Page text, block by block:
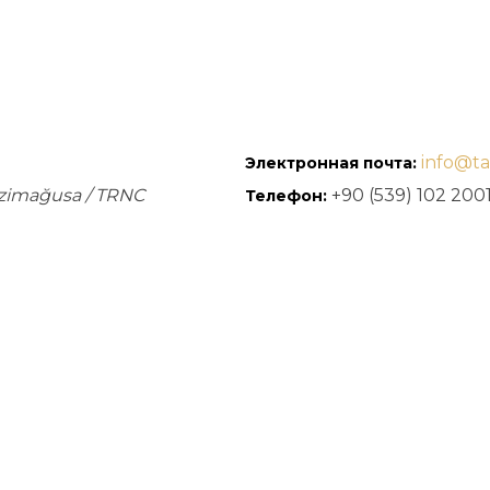
/ TRNC
Электронная почта:
Телефон: +90 (539) 102